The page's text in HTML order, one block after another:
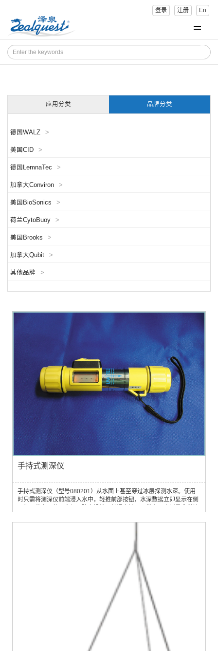
登录 注册 En
应用分类 品牌分类
德国WALZ >
美国CID >
德国LemnaTec >
加拿大Conviron >
美国BioSonics >
荷兰CytoBuoy >
美国Brooks >
加拿大Qubit >
其他品牌 >
手持式测深仪
手持式测深仪（型号080201）从水面上甚至穿过冰层探测水深。使用
时只需将测深仪前端浸入水中，轻推前部按钮，水深数据立即显示在侧
常适用。